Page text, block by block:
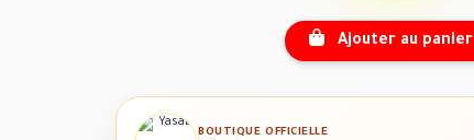
Ajouter au panier
BOUTIQUE OFFICIELLE